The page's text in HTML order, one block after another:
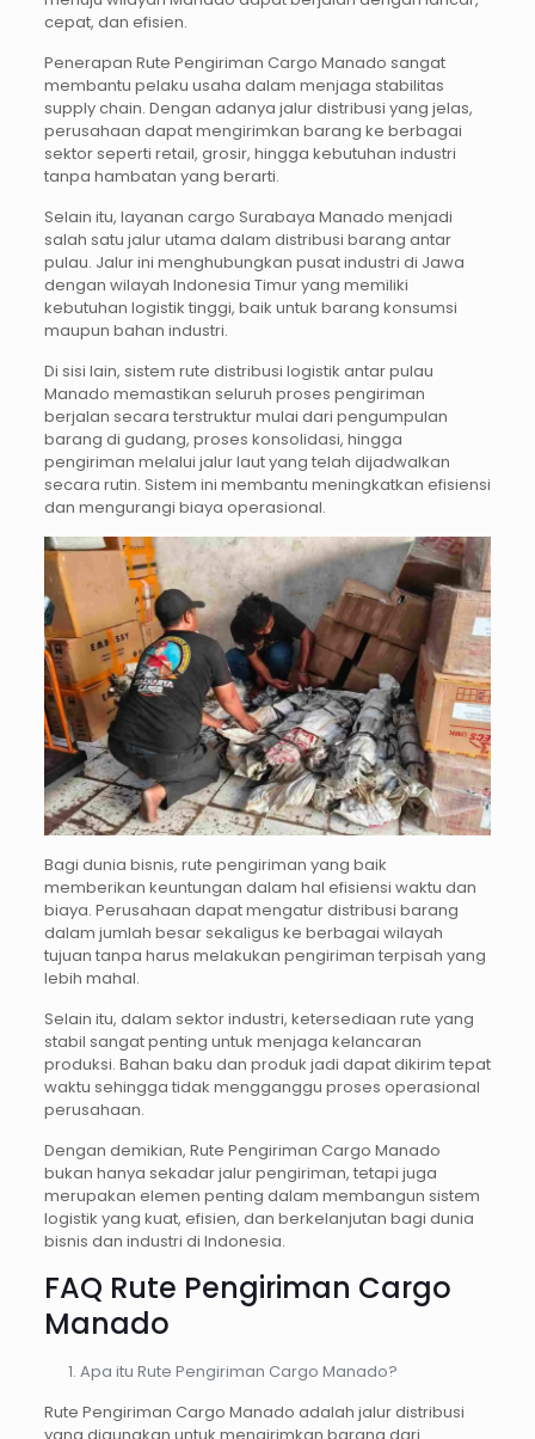
cepat, dan efisien.
Penerapan Rute Pengiriman Cargo Manado sangat
membantu pelaku usaha dalam menjaga stabilitas
supply chain. Dengan adanya jalur distribusi yang jelas,
perusahaan dapat mengirimkan barang ke berbagai
sektor seperti retail, grosir, hingga kebutuhan industri
tanpa hambatan yang berarti.
Selain itu, layanan cargo Surabaya Manado menjadi
salah satu jalur utama dalam distribusi barang antar
pulau. Jalur ini menghubungkan pusat industri di Jawa
dengan wilayah Indonesia Timur yang memiliki
kebutuhan logistik tinggi, baik untuk barang konsumsi
maupun bahan industri.
Di sisi lain, sistem rute distribusi logistik antar pulau
Manado memastikan seluruh proses pengiriman
berjalan secara terstruktur mulai dari pengumpulan
barang di gudang, proses konsolidasi, hingga
pengiriman melalui jalur laut yang telah dijadwalkan
secara rutin. Sistem ini membantu meningkatkan efisiensi
dan mengurangi biaya operasional.
Bagi dunia bisnis, rute pengiriman yang baik
memberikan keuntungan dalam hal efisiensi waktu dan
biaya. Perusahaan dapat mengatur distribusi barang
dalam jumlah besar sekaligus ke berbagai wilayah
tujuan tanpa harus melakukan pengiriman terpisah yang
lebih mahal.
Selain itu, dalam sektor industri, ketersediaan rute yang
stabil sangat penting untuk menjaga kelancaran
produksi. Bahan baku dan produk jadi dapat dikirim tepat
waktu sehingga tidak mengganggu proses operasional
perusahaan.
Dengan demikian, Rute Pengiriman Cargo Manado
bukan hanya sekadar jalur pengiriman, tetapi juga
merupakan elemen penting dalam membangun sistem
logistik yang kuat, efisien, dan berkelanjutan bagi dunia
bisnis dan industri di Indonesia.
FAQ Rute Pengiriman Cargo
Manado
Apa itu Rute Pengiriman Cargo Manado?
Rute Pengiriman Cargo Manado adalah jalur distribusi
yang digunakan untuk mengirimkan barang dari